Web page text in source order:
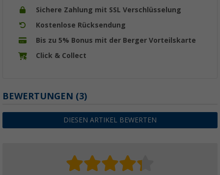
Sichere Zahlung mit SSL Verschlüsselung
Kostenlose Rücksendung
Bis zu 5% Bonus mit der Berger Vorteilskarte
Click & Collect
BEWERTUNGEN (3)
DIESEN ARTIKEL BEWERTEN